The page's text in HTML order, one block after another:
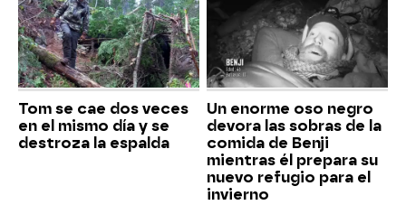
Tom se cae dos veces
en el mismo día y se
destroza la espalda
Un enorme oso negro
devora las sobras de la
comida de Benji
mientras él prepara su
nuevo refugio para el
invierno